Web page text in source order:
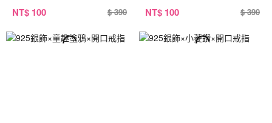
NT$ 100 $ 390 NT$ 100 $ 390